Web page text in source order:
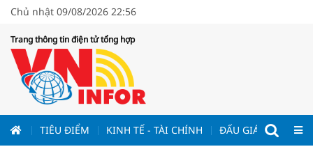
Chủ nhật 09/08/2026 22:56
Trang thông tin điện tử tổng hợp
TIÊU ĐIỂM KINH TẾ - TÀI CHÍNH ĐẤU GIÁ - ĐẤU